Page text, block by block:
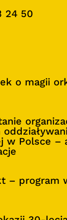
24 50
o magii
w Polsce –
– program